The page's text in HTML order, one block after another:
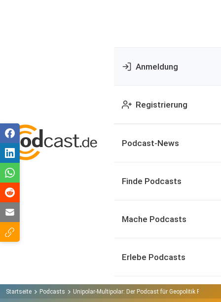
Anmeldung
Registrierung
Podcast-News
Finde Podcasts
Mache Podcasts
Erlebe Podcasts
Startseite Podcasts Unipolar-Multipolar: Der Podcast für Geopolitik Podcast